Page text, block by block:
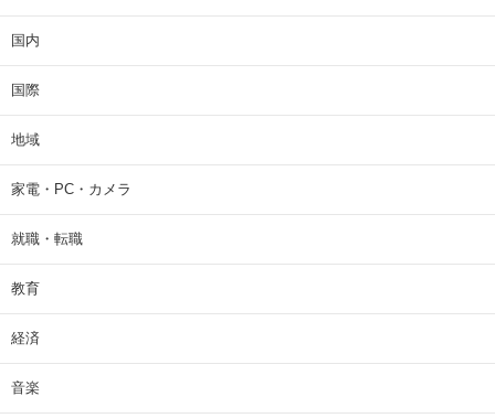
国内
国際
地域
家電・PC・カメラ
就職・転職
教育
経済
音楽